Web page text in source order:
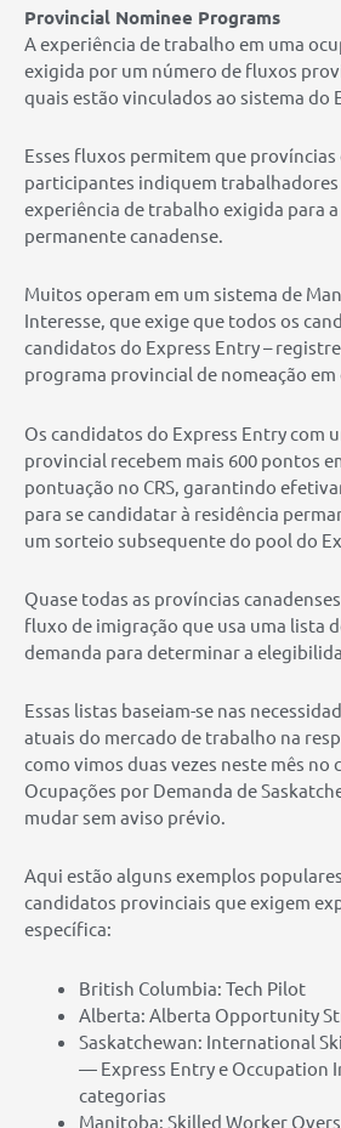
Provincial Nominee Programs
A experiência de trabalho em uma
exigida por um número de fluxos
quais estão vinculados ao sistema do
Esses fluxos permitem que
participantes indiquem
experiência de trabalho exigida para
permanente canadense.
Muitos operam em um sistema de
Interesse, que exige que todos os
candidatos do Express Entry –
programa provincial de nomeação em
Os candidatos do Express Entry com
provincial recebem mais 600 pontos
pontuação no CRS, garantindo
para se candidatar à residência
um sorteio subsequente do pool do
Quase todas as províncias
fluxo de imigração que usa uma lista
demanda para determinar a
Essas listas baseiam-se nas
atuais do mercado de trabalho na
como vimos duas vezes neste mês no
Ocupações por Demanda de
mudar sem aviso prévio.
Aqui estão alguns exemplos
candidatos provinciais que exigem
específica:
British Columbia: Tech Pilot
Alberta: Alberta Opportunity
Saskatchewan: International
— Express Entry e Occupation
categorias
Manitoba: Skilled Worker